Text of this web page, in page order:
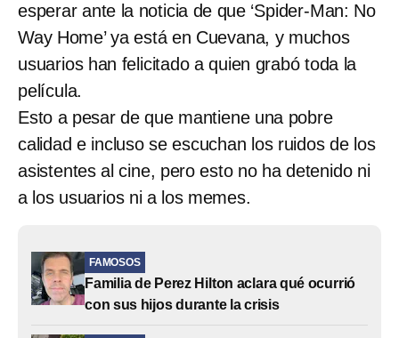
esperar ante la noticia de que ‘Spider-Man: No
Way Home’ ya está en Cuevana, y muchos
usuarios han felicitado a quien grabó toda la
película.
Esto a pesar de que mantiene una pobre
calidad e incluso se escuchan los ruidos de los
asistentes al cine, pero esto no ha detenido ni
a los usuarios ni a los memes.
FAMOSOS
Familia de Perez Hilton aclara qué ocurrió
con sus hijos durante la crisis